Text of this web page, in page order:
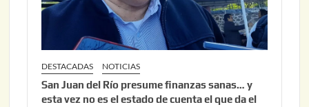
DESTACADAS NOTICIAS
San Juan del Río presume finanzas sanas… y
esta vez no es el estado de cuenta el que da el